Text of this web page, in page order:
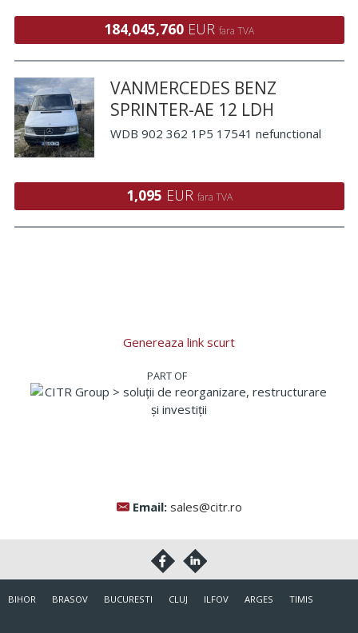
Activul funcțional este rep
184,045,760 EUR fara TVA
VANMERCEDES BENZ
SPRINTER-AE 12 LDH
WDB 902 362 1P5 17541 nefunctional
1,095 EUR fara TVA
Genereaza link scurt
Email: sales@citr.ro
BIHOR BRASOV BUCURESTI CLUJ ILFOV ARGES TIMIS